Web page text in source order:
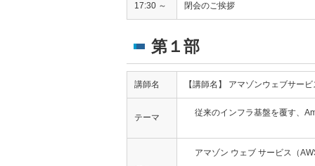
17:30 ～ 閉会のご挨拶
第１部
講師名 【講師名】 アマゾンウェブサー
テーマ 従来のインフラ基盤を覆す、
アマゾン ウェブ サービス（